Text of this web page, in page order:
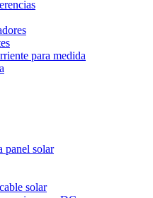
para medida
panel solar
solar